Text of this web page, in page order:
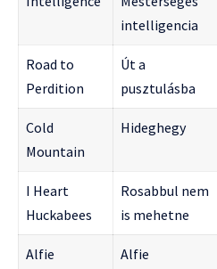
intelligencia
Road to
Perdition
Út a
pusztulásba
Cold
Mountain
Hideghegy
I Heart
Huckabees
Rosabbul nem
is mehetne
Alfie Alfie